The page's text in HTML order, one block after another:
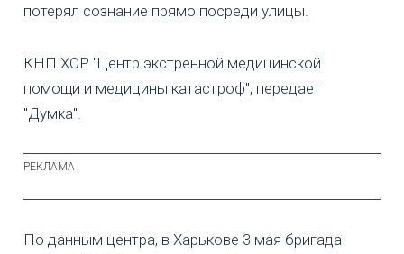
потерял сознание прямо посреди улицы.
КНП ХОР "Центр экстренной медицинской
помощи и медицины катастроф", передает
"Думка".
По данным центра, в Харькове 3 мая бригада